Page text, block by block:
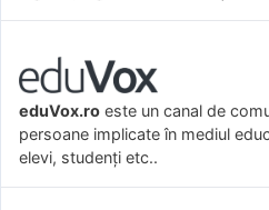
eduVox.ro este un canal de
persoane implicate în mediul
elevi, studenți etc..